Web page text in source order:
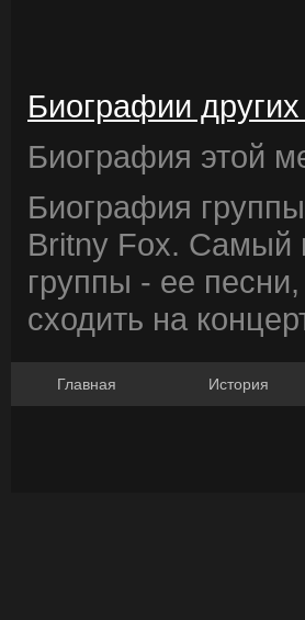
Биографии
Биография этой
Биография
Britny Fox. Самый
группы - ее
сходить на
Главная История